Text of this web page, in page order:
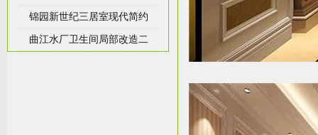
锦园新世纪三居室现代简约
曲江水厂卫生间局部改造二